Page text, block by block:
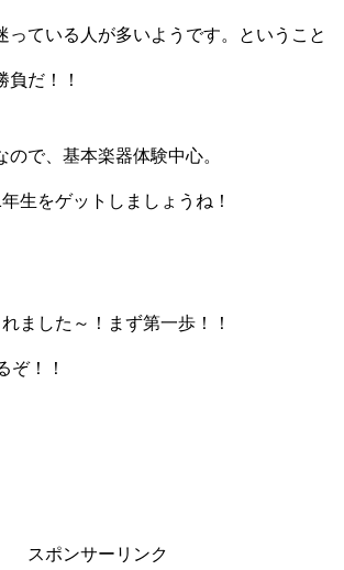
っている人が多いようです。ということ
負だ！！
ので、基本楽器体験中心。
生をゲットしましょうね！
ました～！まず第一歩！！
ぞ！！
スポンサーリンク